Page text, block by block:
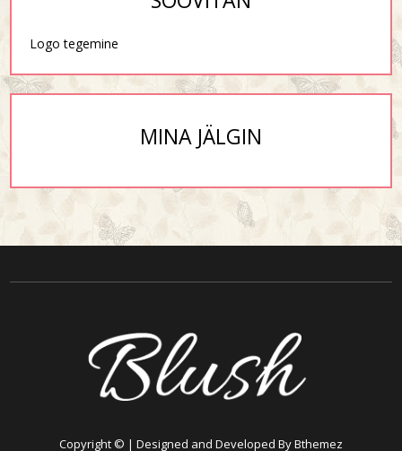
Logo tegemine
MINA JÄLGIN
Copyright © | Designed and Developed By Bthemez